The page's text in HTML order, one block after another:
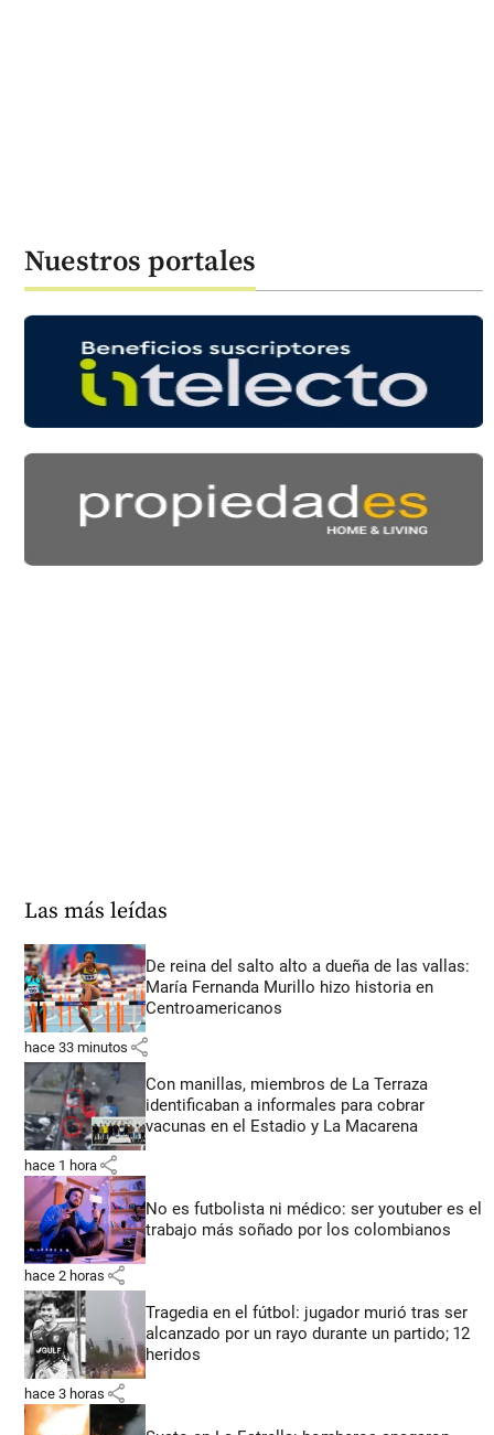
Nuestros portales
Las más leídas
De reina del salto alto a dueña de las vallas:
María Fernanda Murillo hizo historia en
Centroamericanos
hace 33 minutos share
Con manillas, miembros de La Terraza
identificaban a informales para cobrar
vacunas en el Estadio y La Macarena
hace 1 hora share
No es futbolista ni médico: ser youtuber es el
trabajo más soñado por los colombianos
hace 2 horas share
Tragedia en el fútbol: jugador murió tras ser
alcanzado por un rayo durante un partido; 12
heridos
hace 3 horas share